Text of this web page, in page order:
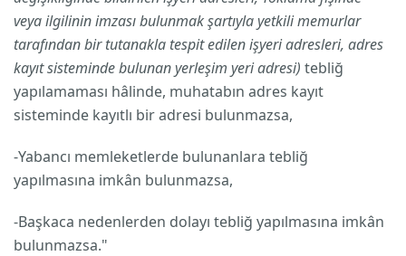
veya ilgilinin imzası bulunmak şartıyla yetkili memurlar
tarafından bir tutanakla tespit edilen işyeri adresleri, adres
kayıt sisteminde bulunan yerleşim yeri adresi) tebliğ
yapılamaması hâlinde, muhatabın adres kayıt
sisteminde kayıtlı bir adresi bulunmazsa,
-Yabancı memleketlerde bulunanlara tebliğ
yapılmasına imkân bulunmazsa,
-Başkaca nedenlerden dolayı tebliğ yapılmasına imkân
bulunmazsa."